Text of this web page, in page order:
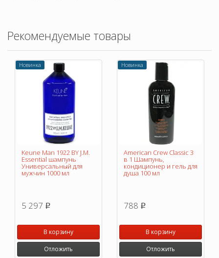
Рекомендуемые товары
Новинка
Keune Man 1922 BY J.M.
Essential шампунь
Универсальный для
мужчин 1000 мл
5 297 p
В корзину
Отложить
Новинка
American Crew Classic 3
в 1 Шампунь,
кондиционер и гель для
душа 100 мл
788 p
В корзину
Отложить